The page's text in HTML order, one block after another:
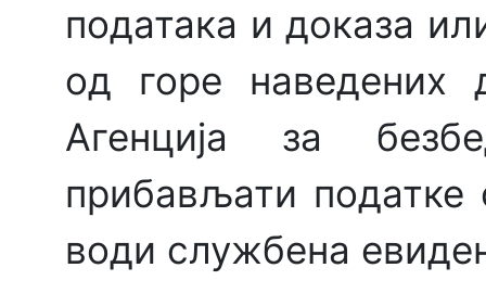
података и доказа
од горе наведених
Агенција за
прибављати
води службена